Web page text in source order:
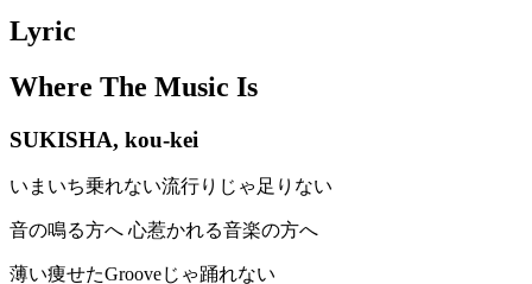
Lyric
Where The Music Is
SUKISHA, kou-kei
いまいち乗れない流行りじゃ足りない
音の鳴る方へ 心惹かれる音楽の方へ
薄い痩せたGrooveじゃ踊れない